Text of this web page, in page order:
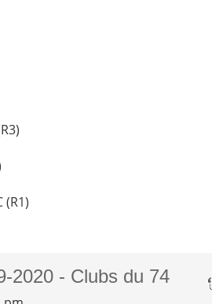
(R1)
2020 - Clubs du 74